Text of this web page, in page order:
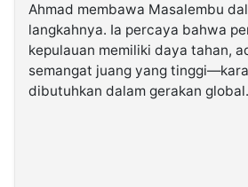
Ahmad membawa Masalembu
langkahnya. Ia percaya bahwa
kepulauan memiliki daya tahan,
semangat juang yang
dibutuhkan dalam gerakan global.